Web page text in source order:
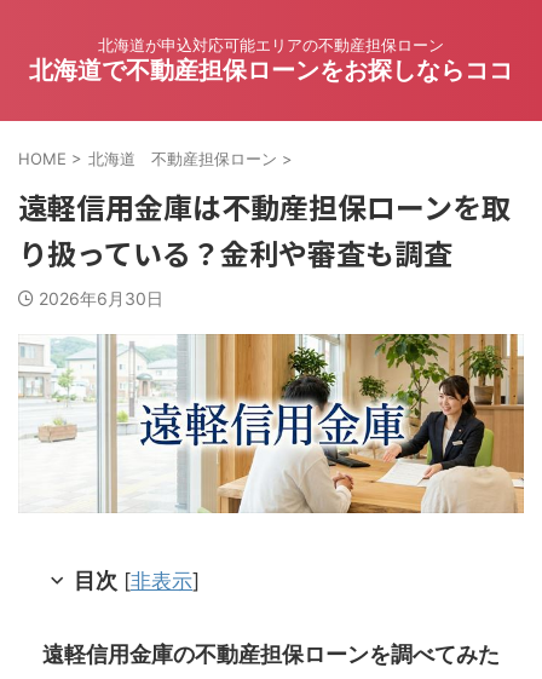
北海道が申込対応可能エリアの不動産担保ローン
北海道で不動産担保ローンをお探しならココ
HOME > 北海道 不動産担保ローン >
遠軽信用金庫は不動産担保ローンを取
り扱っている？金利や審査も調査
2026年6月30日
目次 [非表示]
遠軽信用金庫の不動産担保ローンを調べてみた